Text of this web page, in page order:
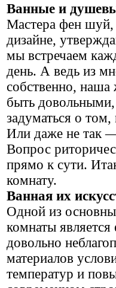
Ванные и
Мастера фен шуй,
дизайне,
мы встречаем
день. А ведь из
собственно,
быть
задуматься о
Или даже не так
Вопрос
прямо к сути.
комнату.
Ванная их
Одной из
комнаты
довольно
материалов
температур и